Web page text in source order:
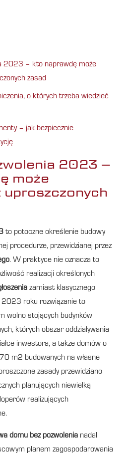
2023 – kto naprawdę może
zasad
o których trzeba wiedzieć
– jak bezpiecznie
2023 –
może
to potoczne określenie budowy
procedurze, przewidzianej przez
. W praktyce nie oznacza to
realizacji określonych
zamiast klasycznego
2023 roku rozwiązanie to
wolno stojących budynków
których obszar oddziaływania
inwestora, a także domów o
m2 budowanych na własne
zasady przewidziano
planujących niewielką
realizujących
domu bez pozwolenia nadal
planem zagospodarowania